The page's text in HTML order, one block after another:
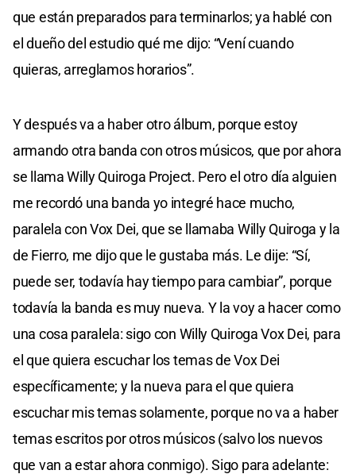
que están preparados para terminarlos; ya hablé con
el dueño del estudio qué me dijo: “Vení cuando
quieras, arreglamos horarios”.
Y después va a haber otro álbum, porque estoy
armando otra banda con otros músicos, que por ahora
se llama Willy Quiroga Project. Pero el otro día alguien
me recordó una banda yo integré hace mucho,
paralela con Vox Dei, que se llamaba Willy Quiroga y la
de Fierro, me dijo que le gustaba más. Le dije: “Sí,
puede ser, todavía hay tiempo para cambiar”, porque
todavía la banda es muy nueva. Y la voy a hacer como
una cosa paralela: sigo con Willy Quiroga Vox Dei, para
el que quiera escuchar los temas de Vox Dei
específicamente; y la nueva para el que quiera
escuchar mis temas solamente, porque no va a haber
temas escritos por otros músicos (salvo los nuevos
que van a estar ahora conmigo). Sigo para adelante: